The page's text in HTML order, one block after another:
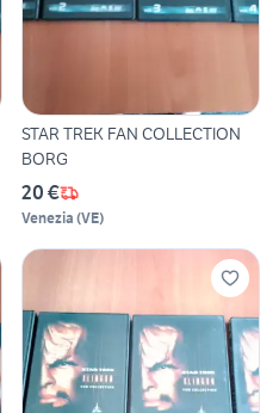
STAR TREK FAN COLLECTION
BORG
20 €
Venezia (VE)